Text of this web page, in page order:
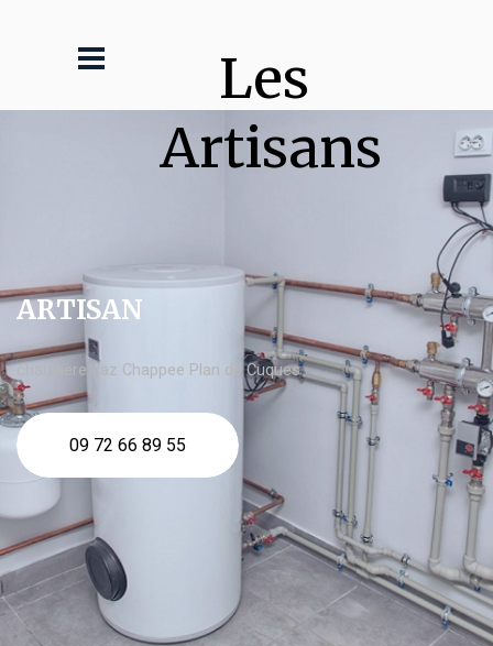
Les
Artisans
ARTISAN
chaudière gaz Chappee Plan de Cuques
09 72 66 89 55